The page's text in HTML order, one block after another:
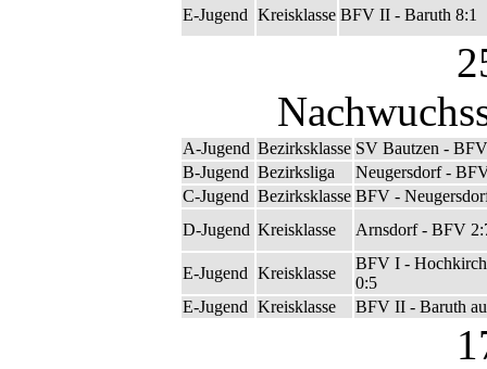
E-Jugend Kreisklasse BFV II - Baruth 8:1
A-Jugend Bezirksklasse SV Bautzen -
B-Jugend Bezirksliga
Neugersdorf -
C-Jugend Bezirksklasse BFV -
D-Jugend Kreisklasse Arnsdorf - BFV
E-Jugend Kreisklasse
BFV I -
0:5
E-Jugend Kreisklasse BFV II - Baruth